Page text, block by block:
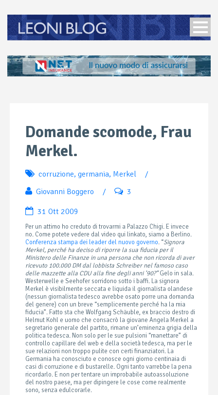
Domande scomode, Frau
Merkel.
corruzione, germania, Merkel
/
Giovanni Boggero
/ 3
31 Ott 2009
Per un attimo ho creduto di trovarmi a Palazzo Chigi. E invece
no. Come potete vedere dal video qui linkato, siamo a Berlino.
Conferenza stampa dei leader del nuovo governo. “Signora
Merkel, perché ha deciso di riporre la sua fiducia per il
Ministero delle Finanze in una persona che non ricorda di aver
ricevuto 100.000 DM dal lobbista Schreiber nel famoso caso
delle mazzette alla CDU alla fine degli anni ’90?”Gelo in sala.
Westerwelle e Seehofer sorridono sotto i baffi. La signora
Merkel è visibilmente seccata e liquida il giornalista olandese
(nessun giornalista tedesco avrebbe osato porre una domanda
del genere) con un breve “semplicemente perché ha la mia
fiducia”. Fatto sta che Wolfgang Schäuble, ex braccio destro di
Helmut Kohl e uomo che consacrò la giovane Angela Merkel a
segretario generale del partito, rimane un’eminenza grigia della
politica tedesca. Non solo per le sue pulsioni “manettare” di
controllo capillare del web e della società tedesca, ma per le
sue relazioni non troppo pulite con certi finanziatori. La
Germania ha conosciuto e conosce ogni giorno centinaia di
casi di corruzione e di bustarelle. Ogni tanto varrebbe la pena
ricordarlo. E non per tentare un improbabile autoassoluzione
del nostro paese, ma per dipingere le cose come realmente
sono, senza edulcorarle.